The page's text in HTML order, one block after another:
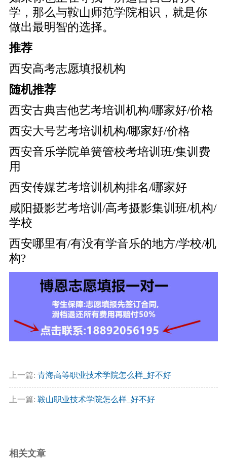
学，那么与鞍山师范学院相识，就是你
做出最明智的选择。
推荐
西安高考志愿填报机构
随机推荐
西安古典吉他艺考培训机构/哪家好/价格
西安大号艺考培训机构/哪家好/价格
西安音乐学院单簧管校考培训班/集训费
用
西安传媒艺考培训机构排名/哪家好
咸阳摄影艺考培训/高考摄影集训班/机构/
学校
西安哪里有/有没有学音乐的地方/学校/机
构?
上一篇: 青海高等职业技术学院怎么样_好不好
上一篇: 鞍山职业技术学院怎么样_好不好
相关文章